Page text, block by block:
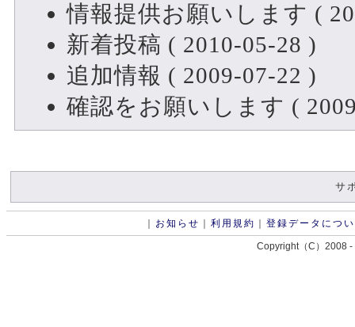
情報提供お願いします (
新着投稿 ( 2010-05-28 )
追加情報 ( 2009-07-22 )
確認をお願いします (
サ
お知らせ 利用規約 登録データにつ
Copyright（C）2008